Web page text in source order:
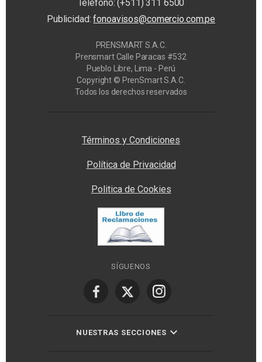
Teléfono: (+511) 311 6500
Publicidad:fonoavisos@comercio.com.pe
PRENSMART S.A.C.
Prensmart Calle Paracas #532
Pueblo Libre, Lima - Perú
Copyright © PrenSmart S.A.C.
Todos los derechos reservados
Términos y Condiciones
Política de Privacidad
Politica de Cookies
SÍGUENOS
NUESTRAS SECCIONES